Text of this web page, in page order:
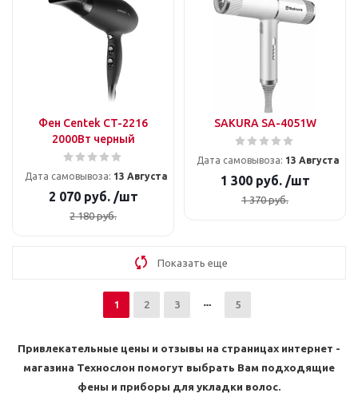
Фен Centek CT-2216
2000Вт черный
Дата самовывоза: 13 Августа
2 070руб. /шт
2 180руб.
SAKURA SA-4051W
Дата самовывоза: 13 Августа
1 300руб. /шт
1 370руб.
Показать еще
1 2 3 5
Привлекательные цены и отзывы на страницах интернет -
магазина Технослон помогут выбрать Вам подходящие
фены и приборы для укладки волос.